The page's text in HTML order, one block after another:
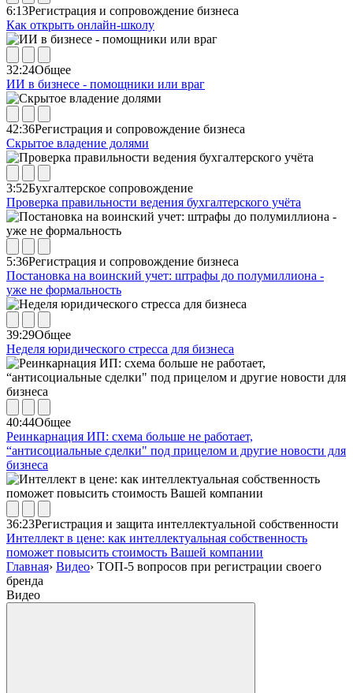
6:13Регистрация и сопровождение бизнеса
Как открыть онлайн-школу
32:24Общее
ИИ в бизнесе - помощники или враг
42:36Регистрация и сопровождение бизнеса
Скрытое владение долями
3:52Бухгалтерское сопровождение
Проверка правильности ведения бухгалтерского учёта
5:36Регистрация и сопровождение бизнеса
Постановка на воинский учет: штрафы до полумиллиона -
уже не формальность
39:29Общее
Неделя юридического стресса для бизнеса
40:44Общее
Реинкарнация ИП: схема больше не работает,
“антисоциальные сделки" под прицелом и другие новости для
бизнеса
36:23Регистрация и защита интеллектуальной собственности
Интеллект в цене: как интеллектуальная собственность
поможет повысить стоимость Вашей компании
Главная› Видео› ТОП-5 вопросов при регистрации своего
бренда
Видео